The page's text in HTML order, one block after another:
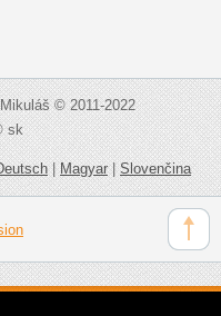
© 2011-2022
sk
|Magyar|Slovenčina